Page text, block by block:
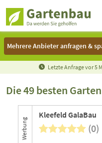
Mehrere Anbieter anfragen &
Mehrere Anbieter anfragen &
Letzte Anfrage vor5
Die 49 besten
Werbung
Kleefeld GalaBau
(0)